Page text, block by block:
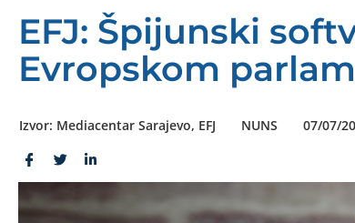
EFJ: Špijunski
Evropskom
Izvor: Mediacentar Sarajevo, EFJ NUNS 07/07/